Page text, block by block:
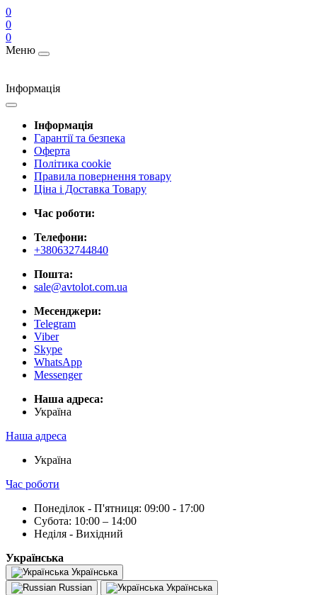
0
0
0
Меню
Інформація
Інформація
Гарантії та безпека
Оферта
Політика cookie
Правила повернення товару
Ціна і Доставка Товару
Час роботи:
Телефони:
+380632744840
Пошта:
sale@avtolot.com.ua
Месенджери:
Telegram
Viber
Skype
WhatsApp
Messenger
Наша адреса:
Українa
Наша адреса
Українa
Час роботи
Понеділок - П'ятниця: 09:00 - 17:00
Субота: 10:00 – 14:00
Неділя - Вихідний
Українська
Українська
Russian
Українська